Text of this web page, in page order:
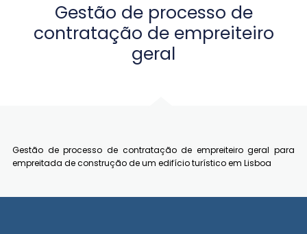
Gestão de processo de
contratação de empreiteiro
geral
Gestão de processo de contratação de empreiteiro geral para
empreitada de construção de um edifício turístico em Lisboa